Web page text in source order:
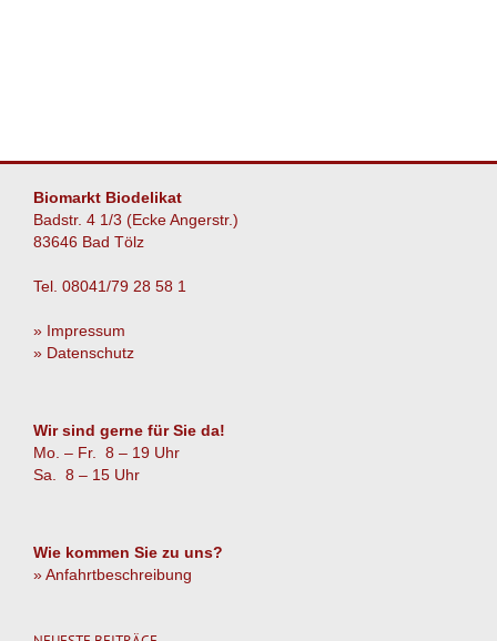
Biomarkt Biodelikat
Badstr. 4 1/3 (Ecke Angerstr.)
83646 Bad Tölz
Tel. 08041/79 28 58 1
» Impressum
» Datenschutz
Wir sind gerne für Sie da!
Mo. – Fr. 8 – 19 Uhr
Sa. 8 – 15 Uhr
Wie kommen Sie zu uns?
» Anfahrtbeschreibung